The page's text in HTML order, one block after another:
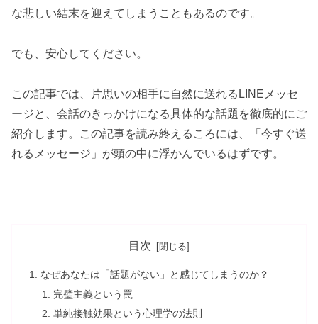
な悲しい結末を迎えてしまうこともあるのです。
でも、安心してください。
この記事では、片思いの相手に自然に送れるLINEメッセ
ージと、会話のきっかけになる具体的な話題を徹底的にご
紹介します。この記事を読み終えるころには、「今すぐ送
れるメッセージ」が頭の中に浮かんでいるはずです。
目次
なぜあなたは「話題がない」と感じてしまうのか？
完璧主義という罠
単純接触効果という心理学の法則